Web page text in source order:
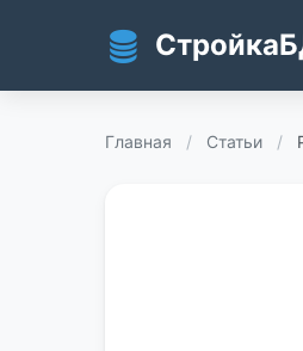
Главная / Статьи /